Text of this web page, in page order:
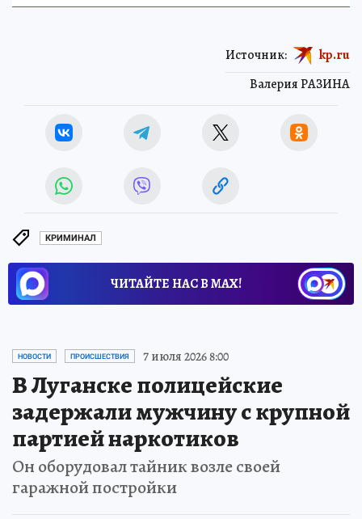
Валерия РАЗИНА
Источник: kp.ru
КРИМИНАЛ
ЧИТАЙТЕ НАС В МАХ!
НОВОСТИ ПРОИСШЕСТВИЯ 7 июля 2026 8:00
В Луганске полицейские
задержали мужчину с крупной
партией наркотиков
Он оборудовал тайник возле своей
гаражной постройки